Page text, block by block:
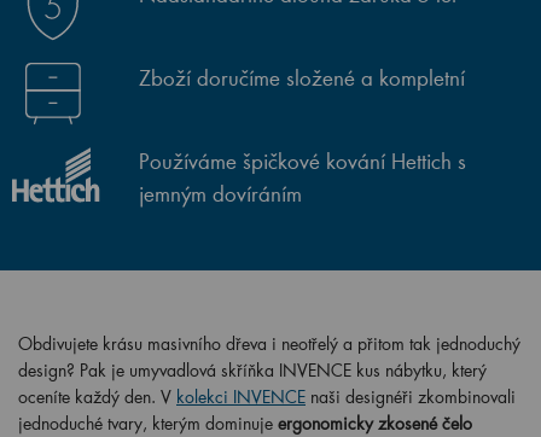
Zboží doručíme složené a kompletní
Používáme špičkové kování Hettich s
jemným dovíráním
Obdivujete krásu masivního dřeva i neotřelý a přitom tak jednoduchý
design? Pak je umyvadlová skříňka INVENCE kus nábytku, který
oceníte každý den. V kolekci INVENCE naši designéři zkombinovali
jednoduché tvary, kterým dominuje ergonomicky zkosené čelo